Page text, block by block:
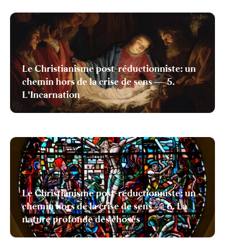
Le Christianisme post-réductionniste: un
chemin hors de la crise de sens — 5.
L'Incarnation
Le Christianisme post-réductionniste: un
chemin hors de la crise de sens — 6. La
nature profonde des choses